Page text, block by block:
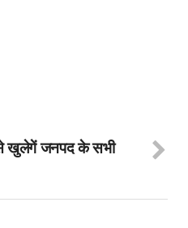
से खुलेगें जनपद के सभी